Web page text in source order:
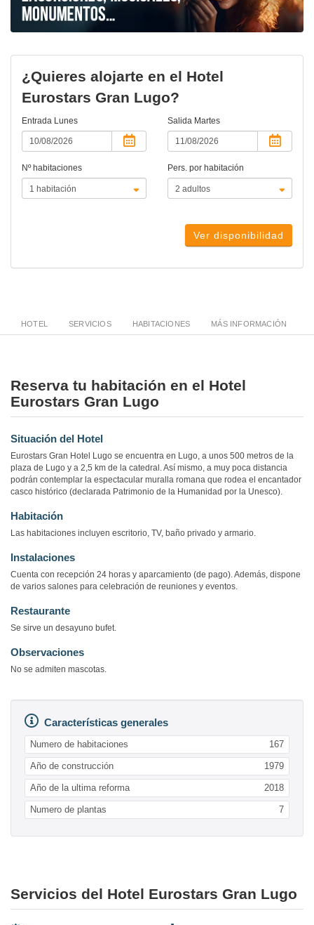
¿Quieres alojarte en el Hotel
Eurostars Gran Lugo?
Entrada Lunes Salida Martes
Nº habitaciones Pers. por habitación
Ver disponibilidad
HOTEL SERVICIOS HABITACIONES MÁS INFORMACIÓN
Reserva tu habitación en el Hotel
Eurostars Gran Lugo
Situación del Hotel
Eurostars Gran Hotel Lugo se encuentra en Lugo, a unos 500 metros de la
plaza de Lugo y a 2,5 km de la catedral. Así mismo, a muy poca distancia
podrán contemplar la espectacular muralla romana que rodea el encantador
casco histórico (declarada Patrimonio de la Humanidad por la Unesco).
Habitación
Las habitaciones incluyen escritorio, TV, baño privado y armario.
Instalaciones
Cuenta con recepción 24 horas y aparcamiento (de pago). Además, dispone
de varios salones para celebración de reuniones y eventos.
Restaurante
Se sirve un desayuno bufet.
Observaciones
No se admiten mascotas.
Características generales
Numero de habitaciones 167
Año de construcción 1979
Año de la ultima reforma 2018
Numero de plantas 7
Servicios del Hotel Eurostars Gran Lugo